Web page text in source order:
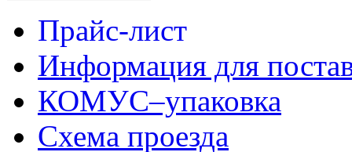
Прайс-лист
Информация для
КОМУС–упаковка
Схема проезда